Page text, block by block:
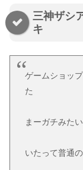
三神ザシ
キ
ゲームショッ
た
まーガチみた
いたって普通